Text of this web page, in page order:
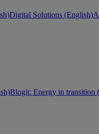
Digital Solutions (English)
Blogit: Energy in transition